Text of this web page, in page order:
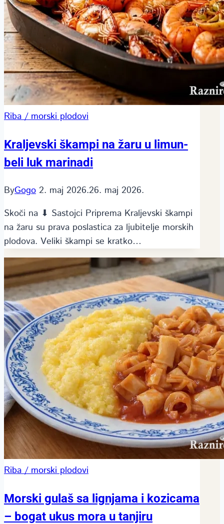
Riba / morski plodovi
Kraljevski škampi na žaru u limun-
beli luk marinadi
ByGogo 2. maj 2026.26. maj 2026.
Skoči na ⬇ Sastojci Priprema Kraljevski škampi
na žaru su prava poslastica za ljubitelje morskih
plodova. Veliki škampi se kratko…
Riba / morski plodovi
Morski gulaš sa lignjama i kozicama
– bogat ukus mora u tanjiru